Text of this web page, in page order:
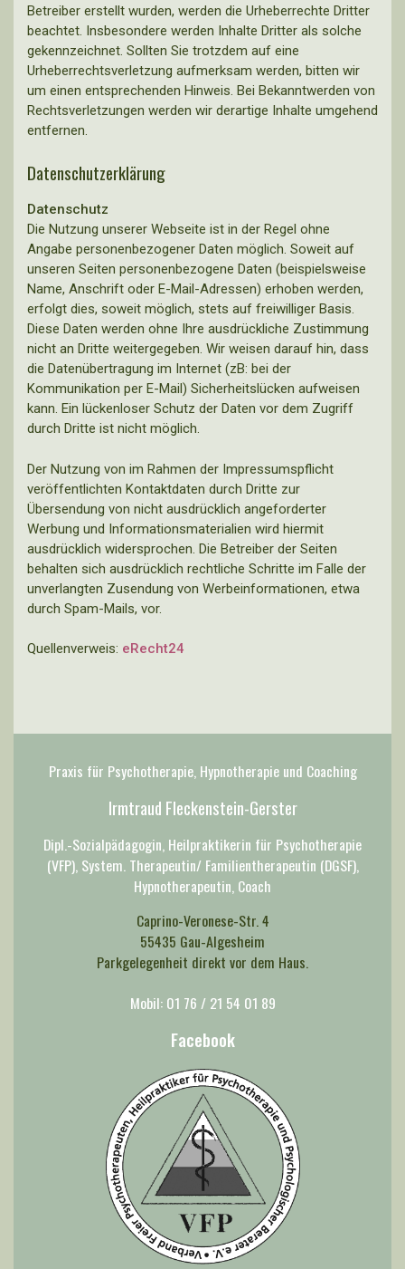
Betreiber erstellt wurden, werden die Urheberrechte Dritter
beachtet. Insbesondere werden Inhalte Dritter als solche
gekennzeichnet. Sollten Sie trotzdem auf eine
Urheberrechtsverletzung aufmerksam werden, bitten wir
um einen entsprechenden Hinweis. Bei Bekanntwerden von
Rechtsverletzungen werden wir derartige Inhalte umgehend
entfernen.
Datenschutzerklärung
Datenschutz
Die Nutzung unserer Webseite ist in der Regel ohne
Angabe personenbezogener Daten möglich. Soweit auf
unseren Seiten personenbezogene Daten (beispielsweise
Name, Anschrift oder E-Mail-Adressen) erhoben werden,
erfolgt dies, soweit möglich, stets auf freiwilliger Basis.
Diese Daten werden ohne Ihre ausdrückliche Zustimmung
nicht an Dritte weitergegeben. Wir weisen darauf hin, dass
die Datenübertragung im Internet (zB: bei der
Kommunikation per E-Mail) Sicherheitslücken aufweisen
kann. Ein lückenloser Schutz der Daten vor dem Zugriff
durch Dritte ist nicht möglich.
Der Nutzung von im Rahmen der Impressumspflicht
veröffentlichten Kontaktdaten durch Dritte zur
Übersendung von nicht ausdrücklich angeforderter
Werbung und Informationsmaterialien wird hiermit
ausdrücklich widersprochen. Die Betreiber der Seiten
behalten sich ausdrücklich rechtliche Schritte im Falle der
unverlangten Zusendung von Werbeinformationen, etwa
durch Spam-Mails, vor.
Quellenverweis: eRecht24
Praxis für Psychotherapie, Hypnotherapie und Coaching
Irmtraud Fleckenstein-Gerster
Dipl.-Sozialpädagogin, Heilpraktikerin für Psychotherapie
(VFP), System. Therapeutin/ Familientherapeutin (DGSF),
Hypnotherapeutin, Coach
Caprino-Veronese-Str. 4
55435 Gau-Algesheim
Parkgelegenheit direkt vor dem Haus.
Mobil: 01 76 / 21 54 01 89
Facebook